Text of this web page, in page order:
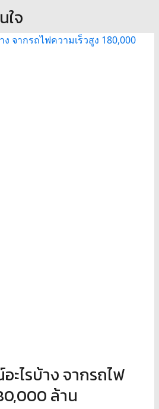
ใจ
อะไรบ้าง จากรถไฟ
ล้าน